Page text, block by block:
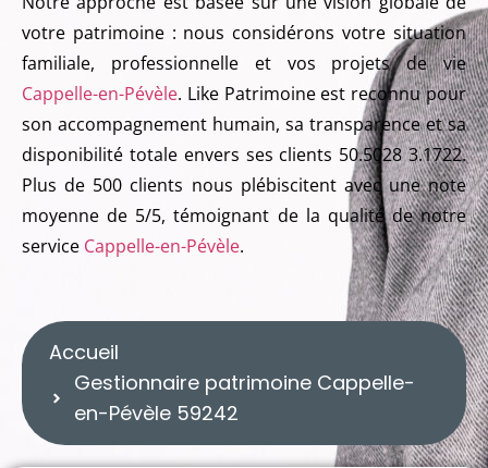
votre patrimoine : nous considérons votre situation
familiale, professionnelle et vos projets de vie
Cappelle-en-Pévèle. Like Patrimoine est reconnu pour
son accompagnement humain, sa transparence et sa
disponibilité totale envers ses clients 50.5028 3.1722.
Plus de 500 clients nous plébiscitent avec une note
moyenne de 5/5, témoignant de la qualité de notre
service Cappelle-en-Pévèle.
Accueil
Gestionnaire patrimoine Cappelle-
en-Pévèle 59242